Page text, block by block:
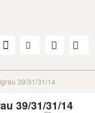
39/31/31/14
39/31/31/14